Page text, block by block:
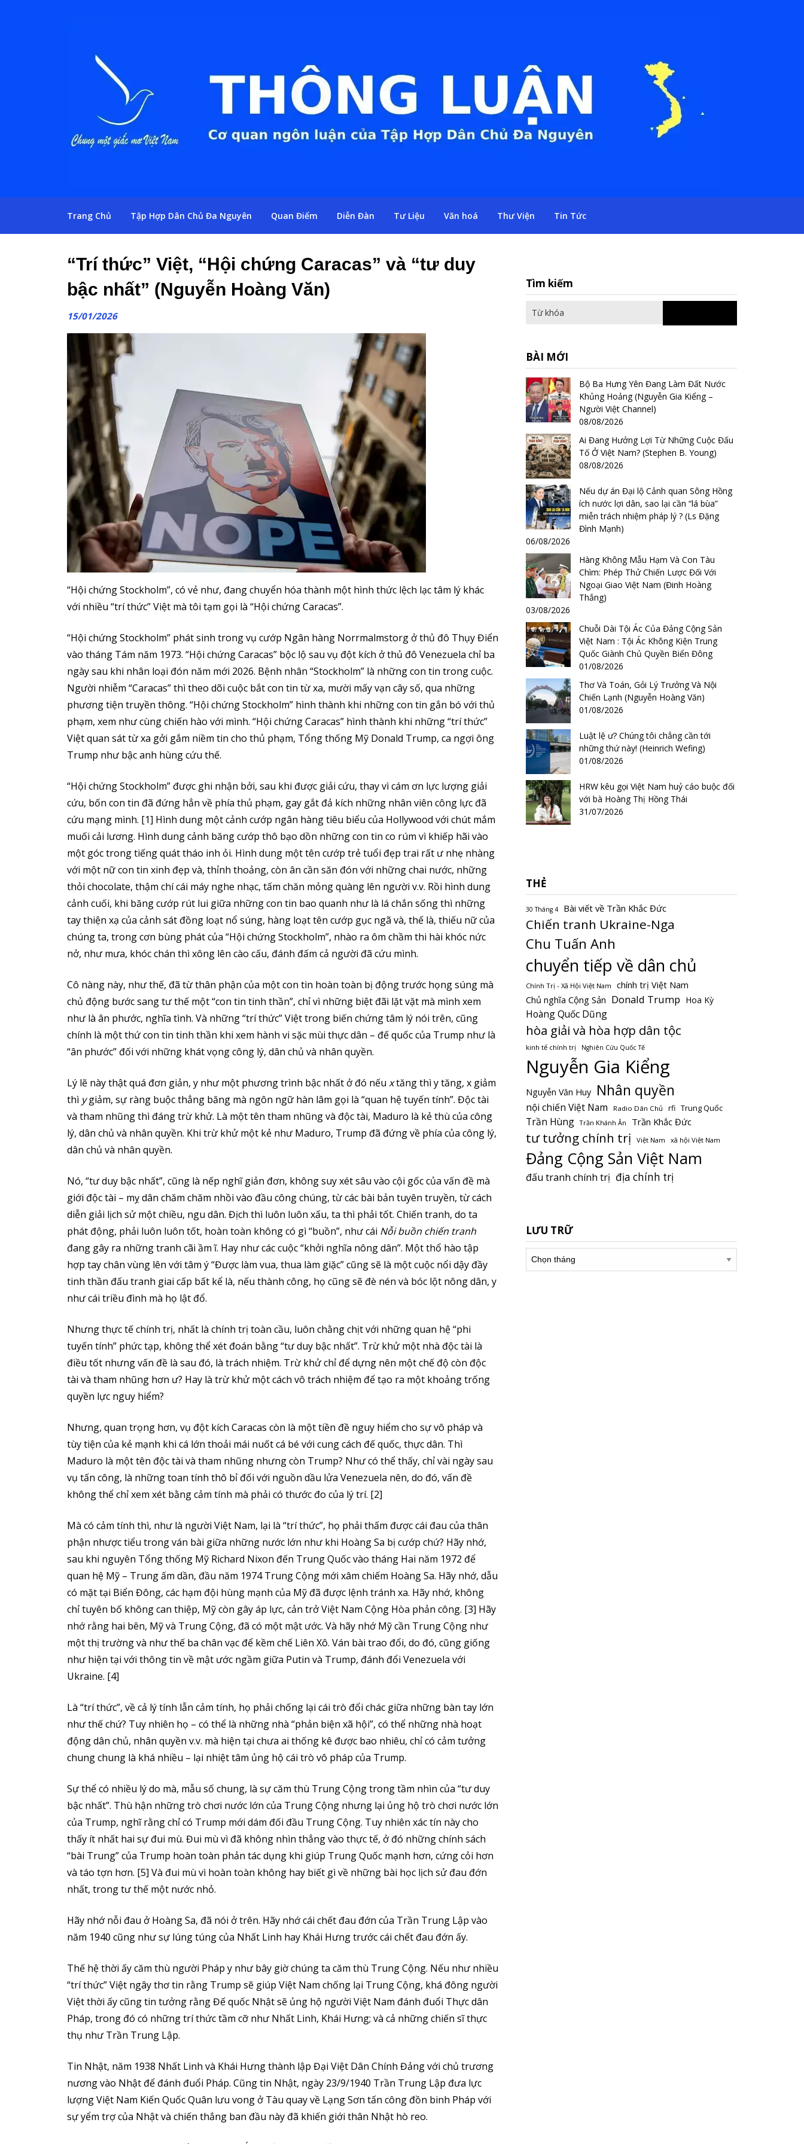
Trang Chủ Tập Hợp Dân Chủ Đa Nguyên Quan Điểm Diễn Đàn Tư Liệu Văn hoá Thư Viện Tin Tức
“Trí thức” Việt, “Hội chứng Caracas” và “tư duy
bậc nhất” (Nguyễn Hoàng Văn)
15/01/2026
“Hội chứng Stockholm”, có vẻ như, đang chuyển hóa thành một hình thức lệch lạc tâm lý khác
với nhiều “trí thức” Việt mà tôi tạm gọi là “Hội chứng Caracas”.
“Hội chứng Stockholm” phát sinh trong vụ cướp Ngân hàng Norrmalmstorg ở thủ đô Thụy Điển
vào tháng Tám năm 1973. “Hội chứng Caracas” bộc lộ sau vụ đột kích ở thủ đô Venezuela chỉ ba
ngày sau khi nhân loại đón năm mới 2026. Bệnh nhân “Stockholm” là những con tin trong cuộc.
Người nhiễm “Caracas” thì theo dõi cuộc bắt con tin từ xa, mười mấy vạn cây số, qua những
phương tiện truyền thông. “Hội chứng Stockholm” hình thành khi những con tin gắn bó với thủ
phạm, xem như cùng chiến hào với mình. “Hội chứng Caracas” hình thành khi những “trí thức”
Việt quan sát từ xa gởi gắm niềm tin cho thủ phạm, Tổng thống Mỹ Donald Trump, ca ngợi ông
Trump như bậc anh hùng cứu thế.
“Hội chứng Stockholm” được ghi nhận bởi, sau khi được giải cứu, thay vì cám ơn lực lượng giải
cứu, bốn con tin đã đứng hẳn về phía thủ phạm, gay gắt đả kích những nhân viên công lực đã
cứu mạng mình. [1] Hình dung một cảnh cướp ngân hàng tiêu biểu của Hollywood với chút mắm
muối cải lương. Hình dung cảnh băng cướp thô bạo dồn những con tin co rúm vì khiếp hãi vào
một góc trong tiếng quát tháo inh ỏi. Hình dung một tên cướp trẻ tuổi đẹp trai rất ư nhẹ nhàng
với một nữ con tin xinh đẹp và, thỉnh thoảng, còn ân cần săn đón với những chai nước, những
thỏi chocolate, thậm chí cái máy nghe nhạc, tấm chăn mỏng quàng lên người v.v. Rồi hình dung
cảnh cuối, khi băng cướp rút lui giữa những con tin bao quanh như là lá chắn sống thì những
tay thiện xạ của cảnh sát đồng loạt nổ súng, hàng loạt tên cướp gục ngã và, thế là, thiếu nữ của
chúng ta, trong cơn bùng phát của “Hội chứng Stockholm”, nhào ra ôm chầm thi hài khóc nức
nở, như mưa, khóc chán thì xông lên cào cấu, đánh đấm cả người đã cứu mình.
Cô nàng này, như thế, đã từ thân phận của một con tin hoàn toàn bị động trước họng súng mà
chủ động bước sang tư thế một “con tin tinh thần”, chỉ vì những biệt đãi lặt vặt mà mình xem
như là ân phước, nghĩa tình. Và những “trí thức” Việt trong biến chứng tâm lý nói trên, cũng
chính là một thứ con tin tinh thần khi xem hành vi sặc mùi thực dân – đế quốc của Trump như là
“ân phước” đối với những khát vọng công lý, dân chủ và nhân quyền.
Lý lẽ này thật quá đơn giản, y như một phương trình bậc nhất ở đó nếu xtăng thì y tăng, x giảm
thì ygiảm, sự ràng buộc thẳng băng mà ngôn ngữ hàn lâm gọi là “quan hệ tuyến tính”. Độc tài
và tham nhũng thì đáng trừ khử. Là một tên tham nhũng và độc tài, Maduro là kẻ thù của công
lý, dân chủ và nhân quyền. Khi trừ khử một kẻ như Maduro, Trump đã đứng về phía của công lý,
dân chủ và nhân quyền.
Nó, “tư duy bậc nhất”, cũng là nếp nghĩ giản đơn, không suy xét sâu vào cội gốc của vấn đề mà
giới độc tài – mỵ dân chăm chăm nhồi vào đầu công chúng, từ các bài bản tuyên truyền, từ cách
diễn giải lịch sử một chiều, ngu dân. Địch thì luôn luôn xấu, ta thì phải tốt. Chiến tranh, do ta
phát động, phải luôn luôn tốt, hoàn toàn không có gì “buồn”, như cái Nỗi buồn chiến tranh
đang gây ra những tranh cãi ầm ĩ. Hay như các cuộc “khởi nghĩa nông dân”. Một thổ hào tập
hợp tay chân vùng lên với tâm ý “Được làm vua, thua làm giặc” cũng sẽ là một cuộc nổi dậy đầy
tinh thần đấu tranh giai cấp bất kể là, nếu thành công, họ cũng sẽ đè nén và bóc lột nông dân, y
như cái triều đình mà họ lật đổ.
Nhưng thực tế chính trị, nhất là chính trị toàn cầu, luôn chằng chịt với những quan hệ “phi
tuyến tính” phức tạp, không thể xét đoán bằng “tư duy bậc nhất”. Trừ khử một nhà độc tài là
điều tốt nhưng vấn đề là sau đó, là trách nhiệm. Trừ khử chỉ để dựng nên một chế độ còn độc
tài và tham nhũng hơn ư? Hay là trừ khử một cách vô trách nhiệm để tạo ra một khoảng trống
quyền lực nguy hiểm?
Nhưng, quan trọng hơn, vụ đột kích Caracas còn là một tiền đề nguy hiểm cho sự vô pháp và
tùy tiện của kẻ mạnh khi cá lớn thoải mái nuốt cá bé với cung cách đế quốc, thực dân. Thì
Maduro là một tên độc tài và tham nhũng nhưng còn Trump? Như có thể thấy, chỉ vài ngày sau
vụ tấn công, là những toan tính thô bỉ đối với nguồn dầu lửa Venezuela nên, do đó, vấn đề
không thể chỉ xem xét bằng cảm tính mà phải có thước đo của lý trí. [2]
Mà có cảm tính thì, như là người Việt Nam, lại là “trí thức”, họ phải thấm được cái đau của thân
phận nhược tiểu trong ván bài giữa những nước lớn như khi Hoàng Sa bị cướp chứ? Hãy nhớ,
sau khi nguyên Tổng thống Mỹ Richard Nixon đến Trung Quốc vào tháng Hai năm 1972 để
quan hệ Mỹ – Trung ấm dần, đầu năm 1974 Trung Cộng mới xâm chiếm Hoàng Sa. Hãy nhớ, dẫu
có mặt tại Biển Đông, các hạm đội hùng mạnh của Mỹ đã được lệnh tránh xa. Hãy nhớ, không
chỉ tuyên bố không can thiệp, Mỹ còn gây áp lực, cản trở Việt Nam Cộng Hòa phản công. [3] Hãy
nhớ rằng hai bên, Mỹ và Trung Cộng, đã có một mật ước. Và hãy nhớ Mỹ cần Trung Cộng như
một thị trường và như thế ba chân vạc để kềm chế Liên Xô. Ván bài trao đổi, do đó, cũng giống
như hiện tại với thông tin về mật ước ngầm giữa Putin và Trump, đánh đổi Venezuela với
Ukraine. [4]
Là “trí thức”, về cả lý tính lẫn cảm tính, họ phải chống lại cái trò đổi chác giữa những bàn tay lớn
như thế chứ? Tuy nhiên họ – có thể là những nhà “phản biện xã hội”, có thể những nhà hoạt
động dân chủ, nhân quyền v.v. mà hiện tại chưa ai thống kê được bao nhiêu, chỉ có cảm tưởng
chung chung là khá nhiều – lại nhiệt tâm ủng hộ cái trò vô pháp của Trump.
Sự thể có nhiều lý do mà, mẫu số chung, là sự căm thù Trung Cộng trong tầm nhìn của “tư duy
bậc nhất”. Thù hận những trò chơi nước lớn của Trung Cộng nhưng lại ủng hộ trò chơi nước lớn
của Trump, nghĩ rằng chỉ có Trump mới dám đối đầu Trung Cộng. Tuy nhiên xác tín này cho
thấy ít nhất hai sự đui mù. Đui mù vì đã không nhìn thẳng vào thực tế, ở đó những chính sách
“bài Trung” của Trump hoàn toàn phản tác dụng khi giúp Trung Quốc mạnh hơn, cứng cỏi hơn
và táo tợn hơn. [5] Và đui mù vì hoàn toàn không hay biết gì về những bài học lịch sử đau đớn
nhất, trong tư thế một nước nhỏ.
Hãy nhớ nỗi đau ở Hoàng Sa, đã nói ở trên. Hãy nhớ cái chết đau đớn của Trần Trung Lập vào
năm 1940 cũng như sự lúng túng của Nhất Linh hay Khái Hưng trước cái chết đau đớn ấy.
Thế hệ thời ấy căm thù người Pháp y như bây giờ chúng ta căm thù Trung Cộng. Nếu như nhiều
“trí thức” Việt ngây thơ tin rằng Trump sẽ giúp Việt Nam chống lại Trung Cộng, khá đông người
Việt thời ấy cũng tin tưởng rằng Đế quốc Nhật sẽ ủng hộ người Việt Nam đánh đuổi Thực dân
Pháp, trong đó có những trí thức tầm cỡ như Nhất Linh, Khái Hưng; và cả những chiến sĩ thực
thụ như Trần Trung Lập.
Tin Nhật, năm 1938 Nhất Linh và Khái Hưng thành lập Đại Việt Dân Chính Đảng với chủ trương
nương vào Nhật để đánh đuổi Pháp. Cũng tin Nhật, ngày 23/9/1940 Trần Trung Lập đưa lực
lượng Việt Nam Kiến Quốc Quân lưu vong ở Tàu quay về Lạng Sơn tấn công đồn binh Pháp với
sự yểm trợ của Nhật và chiến thắng ban đầu này đã khiến giới thân Nhật hò reo.
Tìm kiếm
for:
BÀI MỚI
Bộ Ba Hưng Yên Đang Làm Đất Nước
Khủng Hoảng (Nguyễn Gia Kiểng –
Người Việt Channel)
08/08/2026
Ai Đang Hưởng Lợi Từ Những Cuộc Đấu
Tố Ở Việt Nam? (Stephen B. Young)
08/08/2026
Nếu dự án Đại lộ Cảnh quan Sông Hồng
ích nước lợi dân, sao lại cần “lá bùa”
miễn trách nhiệm pháp lý ? (Ls Đặng
Đình Mạnh)
06/08/2026
Hàng Không Mẫu Hạm Và Con Tàu
Chìm: Phép Thử Chiến Lược Đối Với
Ngoại Giao Việt Nam (Đinh Hoàng
Thắng)
03/08/2026
Chuỗi Dài Tội Ác Của Đảng Cộng Sản
Việt Nam : Tội Ác Không Kiện Trung
Quốc Giành Chủ Quyền Biển Đông
01/08/2026
Thơ Và Toán, Gỏi Lý Trưởng Và Nội
Chiến Lạnh (Nguyễn Hoàng Văn)
01/08/2026
Luật lệ ư? Chúng tôi chẳng cần tới
những thứ này! (Heinrich Wefing)
01/08/2026
HRW kêu gọi Việt Nam huỷ cáo buộc đối
với bà Hoàng Thị Hồng Thái
31/07/2026
THẺ
30 Tháng 4 Bài viết về Trần Khắc Đức
Chiến tranh Ukraine-Nga
Chu Tuấn Anh
chuyển tiếp về dân chủ
Chính Trị - Xã Hội Việt Nam chính trị Việt Nam
Chủ nghĩa Cộng Sản Donald Trump Hoa Kỳ
Hoàng Quốc Dũng
hòa giải và hòa hợp dân tộc
kinh tế chính trị Nghiên Cứu Quốc Tế
Nguyễn Gia Kiểng
Nguyễn Văn Huy Nhân quyền
nội chiến Việt Nam Radio Dân Chủ rfi Trung Quốc
Trần Hùng Trần Khánh Ân Trần Khắc Đức
tư tưởng chính trị Việt Nam xã hội Việt Nam
Đảng Cộng Sản Việt Nam
đấu tranh chính trị địa chính trị
LƯU TRỮ
Lưu
trữ